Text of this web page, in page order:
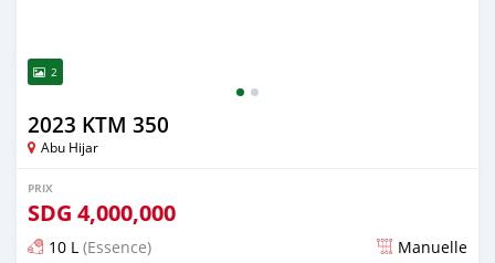
2
2023 KTM 350
Abu Hijar
PRIX
SDG 4,000,000
10 L (Essence) Manuelle